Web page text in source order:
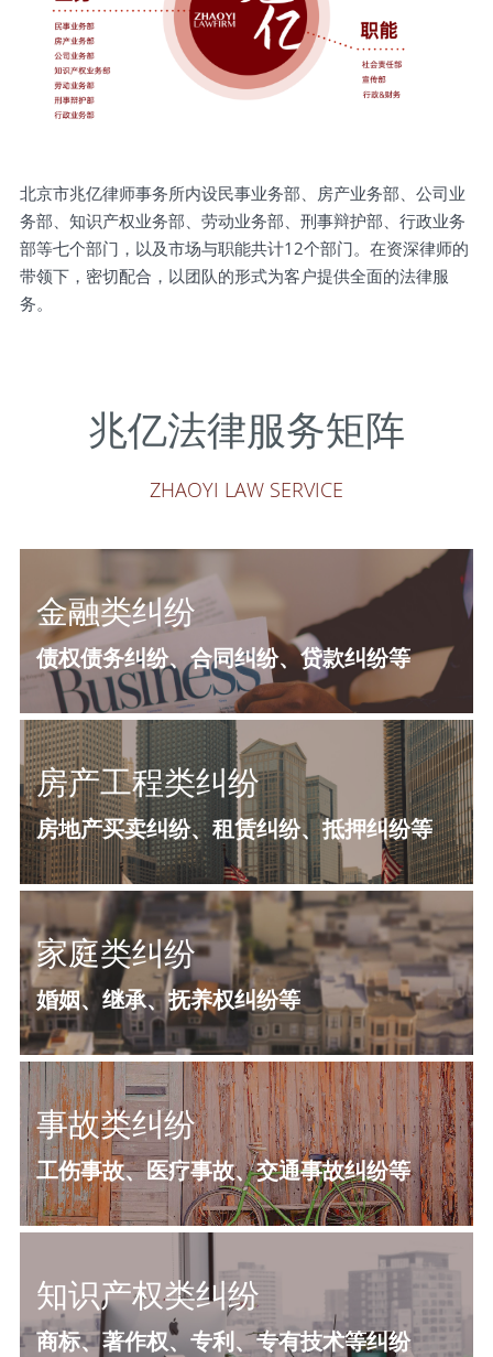
北京市兆亿律师事务所内设民事业务部、房产业务部、公司业
务部、知识产权业务部、劳动业务部、刑事辩护部、行政业务
部等七个部门，以及市场与职能共计12个部门。在资深律师的
带领下，密切配合，以团队的形式为客户提供全面的法律服
务。
兆亿法律服务矩阵
ZHAOYI LAW SERVICE
金融类纠纷
债权债务纠纷、合同纠纷、贷款纠纷等
房产工程类纠纷
房地产买卖纠纷、租赁纠纷、抵押纠纷等
家庭类纠纷
婚姻、继承、抚养权纠纷等
事故类纠纷
工伤事故、医疗事故、交通事故纠纷等
知识产权类纠纷
商标、著作权、专利、专有技术等纠纷